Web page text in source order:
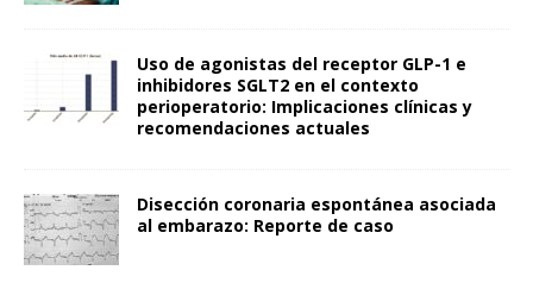
Uso de agonistas del receptor GLP-1 e
inhibidores SGLT2 en el contexto
perioperatorio: Implicaciones clínicas y
recomendaciones actuales
Disección coronaria espontánea asociada
al embarazo: Reporte de caso